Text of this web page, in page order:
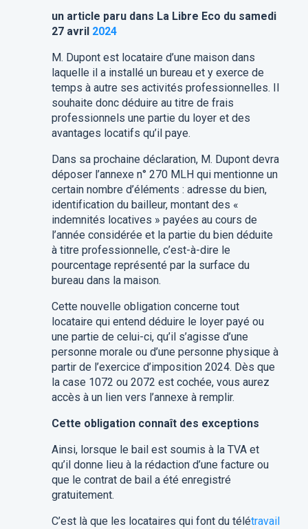
un article paru dans La Libre Eco du samedi
27 avril 2024
M. Dupont est locataire d’une maison dans
laquelle il a installé un bureau et y exerce de
temps à autre ses activités professionnelles. Il
souhaite donc déduire au titre de frais
professionnels une partie du loyer et des
avantages locatifs qu’il paye.
Dans sa prochaine déclaration, M. Dupont devra
déposer l’annexe n° 270 MLH qui mentionne un
certain nombre d’éléments : adresse du bien,
identification du bailleur, montant des «
indemnités locatives » payées au cours de
l’année considérée et la partie du bien déduite
à titre professionnelle, c’est-à-dire le
pourcentage représenté par la surface du
bureau dans la maison.
Cette nouvelle obligation concerne tout
locataire qui entend déduire le loyer payé ou
une partie de celui-ci, qu’il s’agisse d’une
personne morale ou d’une personne physique à
partir de l’exercice d’imposition 2024. Dès que
la case 1072 ou 2072 est cochée, vous aurez
accès à un lien vers l’annexe à remplir.
Cette obligation connaît des exceptions
Ainsi, lorsque le bail est soumis à la TVA et
qu’il donne lieu à la rédaction d’une facture ou
que le contrat de bail a été enregistré
gratuitement.
C’est là que les locataires qui font du télétravail